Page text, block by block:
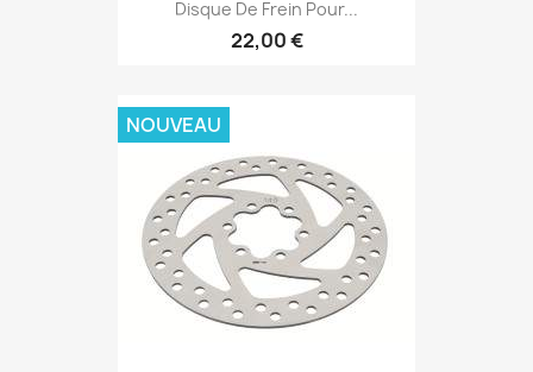
Disque De Frein Pour...
22,00 €
NOUVEAU